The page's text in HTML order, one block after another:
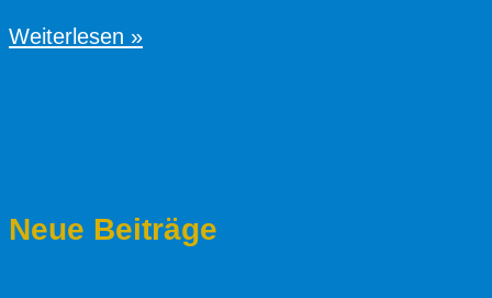
Neue Beiträge
Tischtennis
Ringsheim
Weiterlesen »